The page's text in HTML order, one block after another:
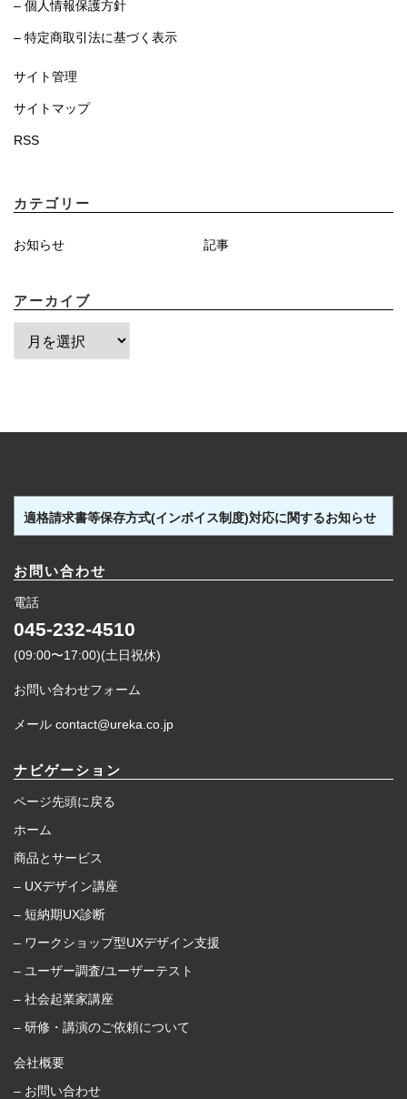
– 個人情報保護方針
– 特定商取引法に基づく表示
サイト管理
サイトマップ
RSS
カテゴリー
お知らせ 記事
アーカイブ
ー
ブ
適格請求書等保存方式(インボイス制度)対応に関するお知らせ
お問い合わせ
電話
045-232-4510
(09:00〜17:00)(土日祝休)
お問い合わせフォーム
メール contact@ureka.co.jp
ナビゲーション
ページ先頭に戻る
ホーム
商品とサービス
– UXデザイン講座
– 短納期UX診断
– ワークショップ型UXデザイン支援
– ユーザー調査/ユーザーテスト
– 社会起業家講座
– 研修・講演のご依頼について
会社概要
– お問い合わせ